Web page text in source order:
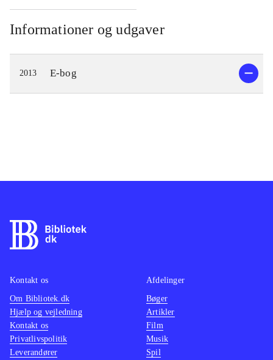
Informationer og udgaver
2013 E-bog
Kontakt os
Om Bibliotek.dk
Hjælp og vejledning
Kontakt os
Privatlivspolitik
Leverandører
Afdelinger
Bøger
Artikler
Film
Musik
Spil